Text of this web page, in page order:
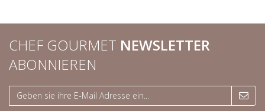
CHEF GOURMET NEWSLETTER
ABONNIEREN